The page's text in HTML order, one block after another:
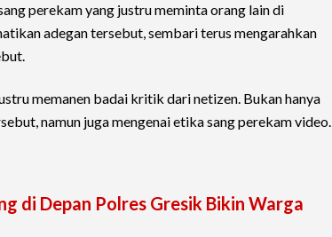
perekam yang justru meminta orang lain di
adegan tersebut, sembari terus mengarahkan
memanen badai kritik dari netizen. Bukan hanya
namun juga mengenai etika sang perekam video.
di Depan Polres Gresik Bikin Warga